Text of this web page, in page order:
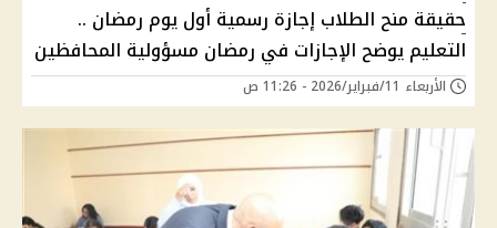
حقيقة منح الطلاب إجازة رسمية أول يوم رمضان ..
التعليم يوضح الإجازات في رمضان مسؤولية المحافظين
الأربعاء 11/فبراير/2026 - 11:26 ص